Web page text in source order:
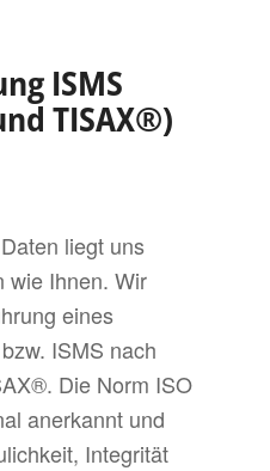
ISMS
TISAX®)
liegt uns
wie Ihnen. Wir
eines
ISMS nach
Die Norm ISO
anerkannt und
Integrität